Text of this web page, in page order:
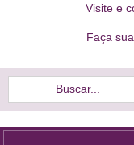
Visite e
Faça
Buscar...